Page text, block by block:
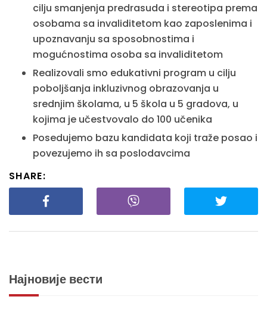
cilju smanjenja predrasuda i stereotipa prema
osobama sa invaliditetom kao zaposlenima i
upoznavanju sa sposobnostima i
mogućnostima osoba sa invaliditetom
Realizovali smo edukativni program u cilju
poboljšanja inkluzivnog obrazovanja u
srednjim školama, u 5 škola u 5 gradova, u
kojima je učestvovalo do 100 učenika
Posedujemo bazu kandidata koji traže posao i
povezujemo ih sa poslodavcima
SHARE:
Најновије вести